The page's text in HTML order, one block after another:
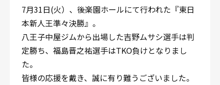
〒192-0072 東京都八王子市南町3-8 第2原嶋ビル1F
Tel/Fax：042-622-7222
営業時間：月〜土 14:00〜22:00 / 日・祝 14:00〜19:00
7月31日(火）、後楽園ホールにて行われた『東日
本新人王準々決勝』。
八王子中屋ジムから出場した吉野ムサシ選手は判
定勝ち、福島晋之祐選手はTKO負けとなりまし
た。
皆様の応援を戴き、誠に有り難うございました。